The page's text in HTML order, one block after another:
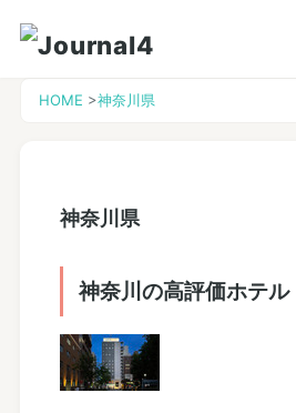
HOME >神奈川県
神奈川県
神奈川の高評価ホテル